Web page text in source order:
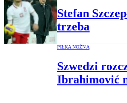
Stefan
trzeba
PIŁKA NOŻNA
Szwedzi
Ibrahimović